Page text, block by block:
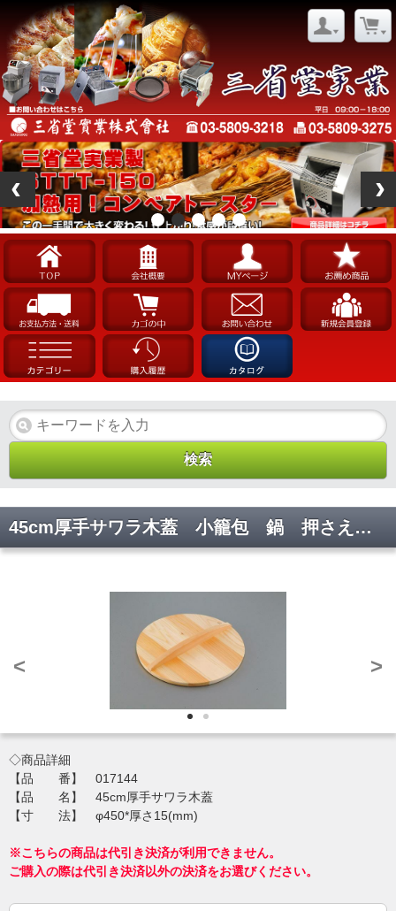
45cm厚手サワラ木蓋 小籠包 鍋 押さえ 木 仕込み 焼き 調理 厨房 017144φ450*厚さ15(mm)【代引き不可】
< >
◇商品詳細
【品 番】 017144
【品 名】 45cm厚手サワラ木蓋
【寸 法】 φ450*厚さ15(mm)
※こちらの商品は代引き決済が利用できません。
ご購入の際は代引き決済以外の決済をお選びください。